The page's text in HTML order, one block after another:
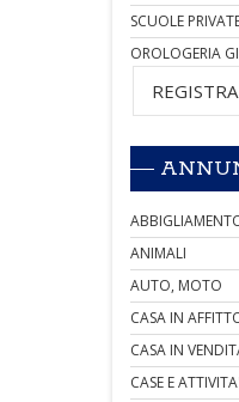
SCUOLE
OROLOGERIA
ANIMALI
AUTO, MOTO
CASA IN
CASA IN
CASE E ATTIVITA'